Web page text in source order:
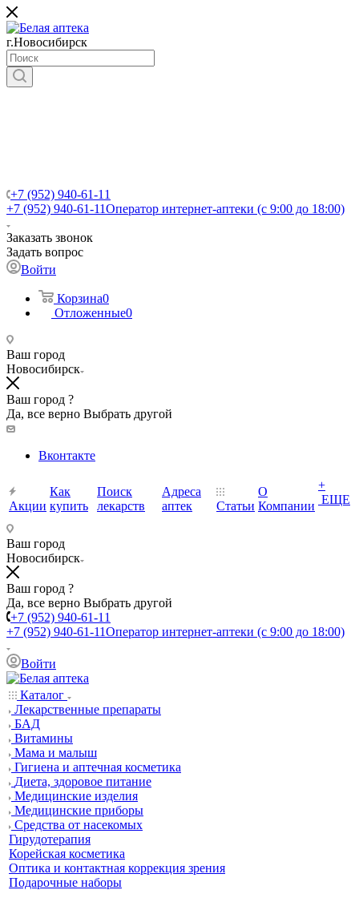
г.Новосибирск
+7 (952) 940-61-11
+7 (952) 940-61-11Оператор интернет-аптеки (с 9:00 до 18:00)
Заказать звонок
Задать вопрос
Войти
Корзина0
Отложенные0
Ваш город
Новосибирск
Ваш город ?
Да, все верно Выбрать другой
Вконтакте
Акции
Как
купить
Поиск
лекарств
Адреса
аптек
Статьи
О
Компании
+
ЕЩЕ
Ваш город
Новосибирск
Ваш город ?
Да, все верно Выбрать другой
+7 (952) 940-61-11
+7 (952) 940-61-11Оператор интернет-аптеки (с 9:00 до 18:00)
Войти
Каталог
Лекарственные препараты
БАД
Витамины
Мама и малыш
Гигиена и аптечная косметика
Диета, здоровое питание
Медицинские изделия
Медицинские приборы
Средства от насекомых
Гирудотерапия
Корейская косметика
Оптика и контактная коррекция зрения
Подарочные наборы